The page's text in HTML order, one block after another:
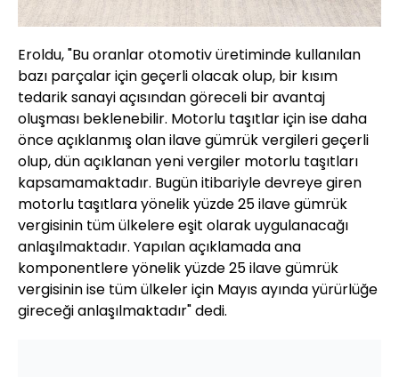
Eroldu, "Bu oranlar otomotiv üretiminde kullanılan
bazı parçalar için geçerli olacak olup, bir kısım
tedarik sanayi açısından göreceli bir avantaj
oluşması beklenebilir. Motorlu taşıtlar için ise daha
önce açıklanmış olan ilave gümrük vergileri geçerli
olup, dün açıklanan yeni vergiler motorlu taşıtları
kapsamamaktadır. Bugün itibariyle devreye giren
motorlu taşıtlara yönelik yüzde 25 ilave gümrük
vergisinin tüm ülkelere eşit olarak uygulanacağı
anlaşılmaktadır. Yapılan açıklamada ana
komponentlere yönelik yüzde 25 ilave gümrük
vergisinin ise tüm ülkeler için Mayıs ayında yürürlüğe
gireceği anlaşılmaktadır" dedi.